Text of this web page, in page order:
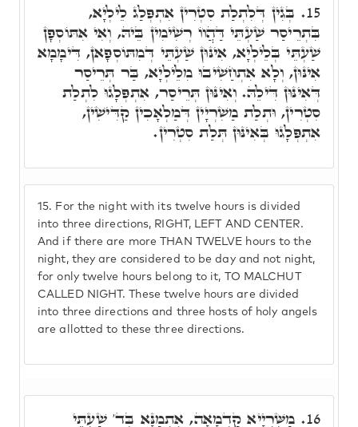
15. For the night with its twelve hours is divided
into three directions, RIGHT, LEFT AND CENTER.
And if there are more THAN TWELVE hours to the
night, they are considered to be day and not night,
for only twelve hours belong to it, TO MALCHUT
CALLED NIGHT. These twelve hours are divided
into three directions and three hosts of holy angels
are allotted to these three directions.
15. בְּגִין דְּלִתְלַת סִטְרִין אִתְפְּלַג לֵילְיָא,
בִּתְרֵיסַר שַׁעְתֵּי דַּהֲווֹ רְשִׁימִין בֵּיהּ, וְאִי אִתּוֹסְפָן
שַׁעְתֵּי בְּלֵילְיָא, אִינּוּן שַׁעְתֵּי דְּמִתּוֹסְפָאן, דִּימָמָא
אִינּוּן, וְלָא אִתְחַשִׁיבוּ מִלֵילְיָא, בַּר תְּרֵיסַר
דְּאִינּוּן דִּילֵהּ. וְאִינּוּן תְּרֵיסַר, אִתְפְּלָגוּ לִתְלַת
סִטְרִין, וּתְלַת מַשִׁרְיָין דְּמַלְאָכִין קַדִּישִׁין,
אִתְפְּלָגוּ בְּאִינּוּן תְּלַת סִטְרִין.
16. מַשִּׁרְיָיא קַדְמָאָה, אִתְמַנָּא בְּד' שַׁעְתֵּי